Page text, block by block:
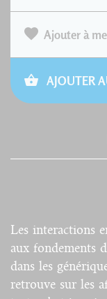
Ajouter à
AJOUTER
Les interactions
aux fondements
dans les
retrouve sur les